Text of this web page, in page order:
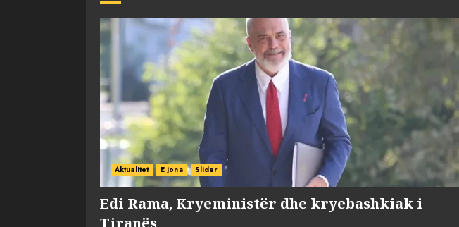
Aktualitet E jona Slider
Edi Rama, Kryeministër dhe kryebashkiak i
Tiranës